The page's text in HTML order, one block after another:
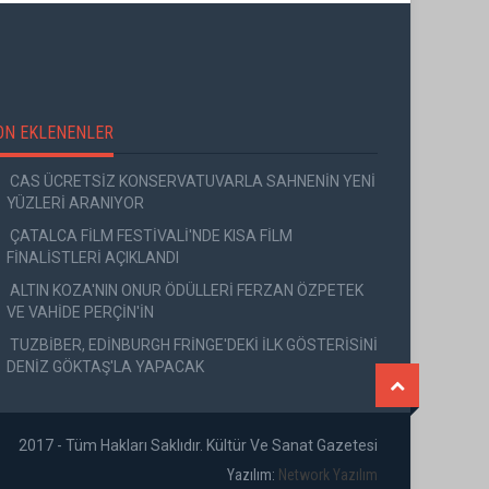
EKLENENLER
CAS ÜCRETSİZ KONSERVATUVARLA SAHNENİN YENİ
YÜZLERİ ARANIYOR
ÇATALCA FİLM FESTİVALİ'NDE KISA FİLM
FİNALİSTLERİ AÇIKLANDI
ALTIN KOZA'NIN ONUR ÖDÜLLERİ FERZAN ÖZPETEK
VE VAHİDE PERÇİN'İN
TUZBİBER, EDİNBURGH FRİNGE'DEKİ İLK GÖSTERİSİNİ
DENİZ GÖKTAŞ'LA YAPACAK
2017 - Tüm Hakları Saklıdır. Kültür Ve Sanat Gazetesi
Yazılım: Network Yazılım